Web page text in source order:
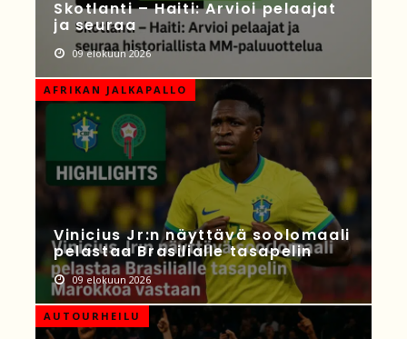
Skotlanti – Haiti: Arvioi pelaajat
ja seuraa
09 elokuun 2026
AFRIKAN JALKAPALLO
Vinicius Jr:n näyttävä soolomaali
pelastaa Brasilialle tasapelin
09 elokuun 2026
AUTOURHEILU